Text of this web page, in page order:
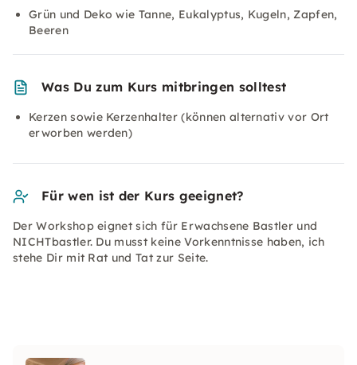
Grün und Deko wie Tanne, Eukalyptus, Kugeln, Zapfen,
Beeren
Was Du zum Kurs mitbringen solltest
Kerzen sowie Kerzenhalter (können alternativ vor Ort
erworben werden)
Für wen ist der Kurs geeignet?
Der Workshop eignet sich für Erwachsene Bastler und
NICHTbastler. Du musst keine Vorkenntnisse haben, ich
stehe Dir mit Rat und Tat zur Seite.